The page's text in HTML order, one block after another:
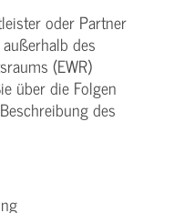
oder Partner
des
(EWR)
über die Folgen
des